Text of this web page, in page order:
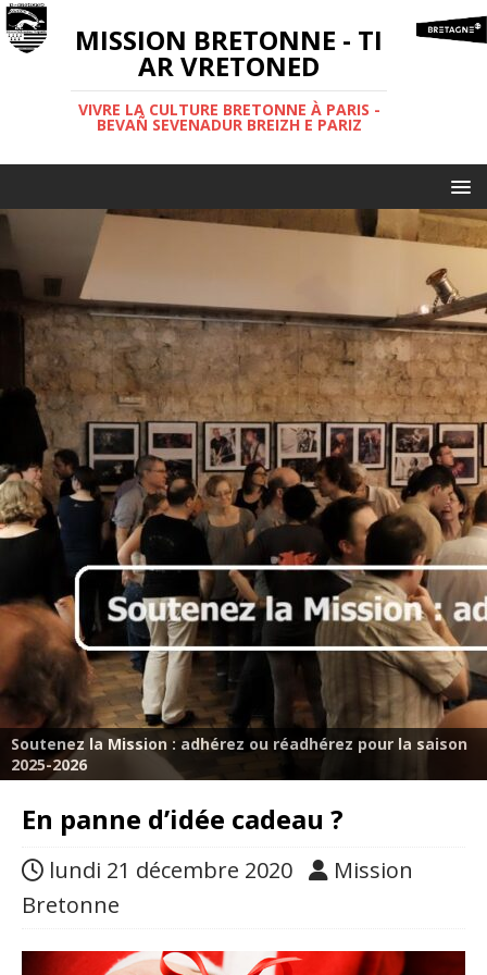
MISSION BRETONNE - TI
AR VRETONED
VIVRE LA CULTURE BRETONNE À PARIS -
BEVAÑ SEVENADUR BREIZH E PARIZ
Soutenez la Mission : adhérez ou réadhérez pour la saison
2025-2026
En panne d’idée cadeau ?
lundi 21 décembre 2020
Mission
Bretonne